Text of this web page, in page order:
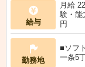
給与
月給
験・能
円
勤務地
■ソフ
一条5